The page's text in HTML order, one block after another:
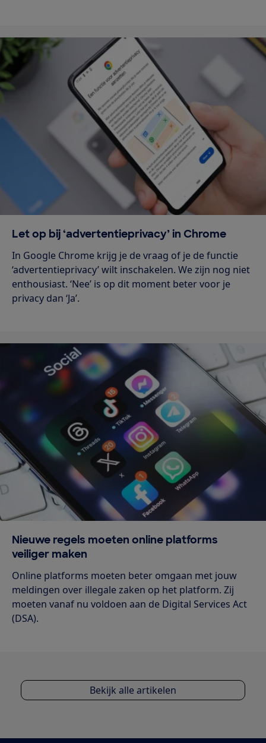
Let op bij ‘advertentieprivacy’ in Chrome
In Google Chrome krijg je de vraag of je de functie
‘advertentieprivacy’ wilt inschakelen. We zijn nog niet
enthousiast. ‘Nee’ is op dit moment beter voor je
privacy dan ‘Ja’.
Nieuwe regels moeten online platforms
veiliger maken
Online platforms moeten beter omgaan met jouw
meldingen over illegale zaken op het platform. Zij
moeten vanaf nu voldoen aan de Digital Services Act
(DSA).
Bekijk alle artikelen